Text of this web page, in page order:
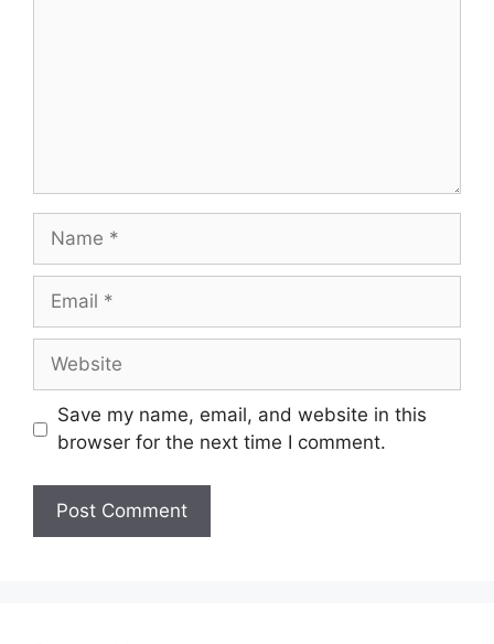
Name
Email
Website
Save my name, email, and website in this
browser for the next time I comment.